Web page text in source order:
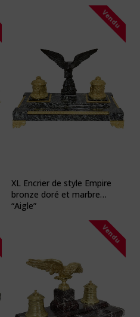
Vendu
XL Encrier de style Empire
bronze doré et marbre
“Aigle”
Vendu